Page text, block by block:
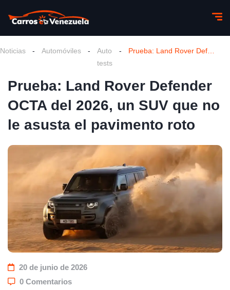
Noticias - Automóviles -
Auto
tests
-
Prueba: Land Rover Defender
OCTA del 2026, un SUV que no
le asusta el pavimento roto
20 de junio de 2026
0 Comentarios